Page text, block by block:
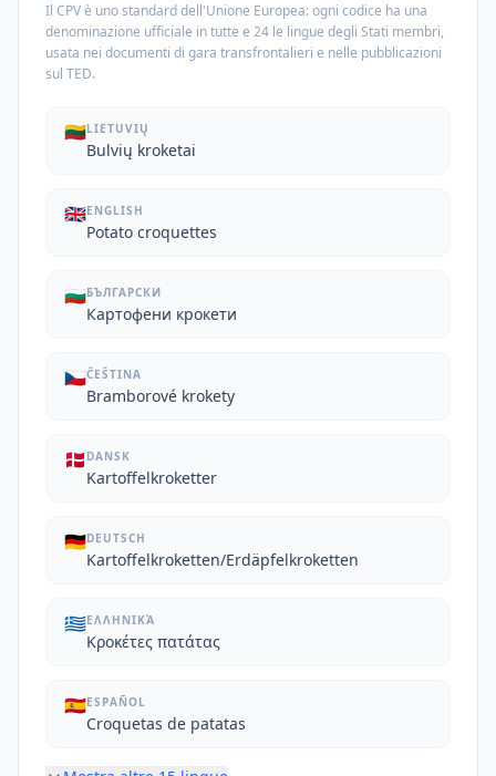
Il CPV è uno standard dell'Unione Europea: ogni codice ha una
denominazione ufficiale in tutte e 24 le lingue degli Stati membri,
usata nei documenti di gara transfrontalieri e nelle pubblicazioni
sul TED.
🇱🇹LIETUVIŲ
Bulvių kroketai
🇬🇧ENGLISH
Potato croquettes
🇧🇬БЪЛГАРСКИ
Картофени крокети
🇨🇿ČEŠTINA
Bramborové krokety
🇩🇰 DANSK
Kartoffelkroketter
🇩🇪DEUTSCH
Kartoffelkroketten/Erdäpfelkroketten
🇬🇷ΕΛΛΗΝΙΚΆ
Κροκέτες πατάτας
🇪🇸ESPAÑOL
Croquetas de patatas